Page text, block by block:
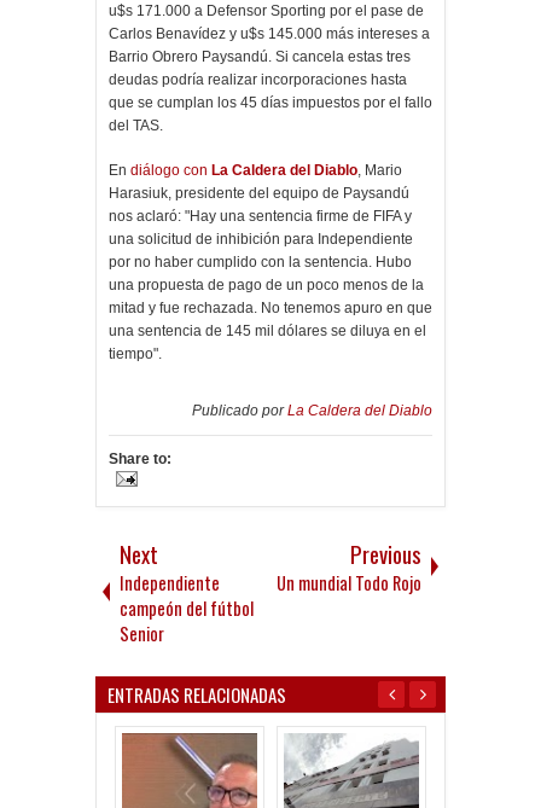
u$s 171.000 a Defensor Sporting por el pase de
Carlos Benavídez y u$s 145.000 más intereses a
Barrio Obrero Paysandú. Si cancela estas tres
deudas podría realizar incorporaciones hasta
que se cumplan los 45 días impuestos por el fallo
del TAS.
En diálogo con La Caldera del Diablo , Mario
Harasiuk, presidente del equipo de Paysandú
nos aclaró: "Hay una sentencia firme de FIFA y
una solicitud de inhibición para Independiente
por no haber cumplido con la sentencia. Hubo
una propuesta de pago de un poco menos de la
mitad y fue rechazada. No tenemos apuro en que
una sentencia de 145 mil dólares se diluya en el
tiempo".
Publicado porLa Caldera del Diablo
Share to:
Next
Independiente
campeón del fútbol
Senior
Previous
Un mundial Todo Rojo
ENTRADAS RELACIONADAS